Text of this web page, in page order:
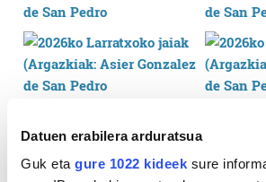
Datuen erabilera arduratsua
Guk eta gure 1022 kideek sure